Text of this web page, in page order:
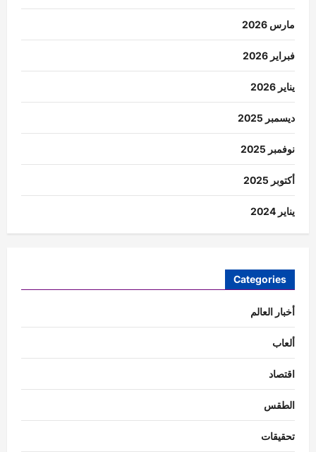
مارس 2026
فبراير 2026
يناير 2026
ديسمبر 2025
نوفمبر 2025
أكتوبر 2025
يناير 2024
Categories
أخبار العالم
ألعاب
اقتصاد
الطقس
تحقيقات